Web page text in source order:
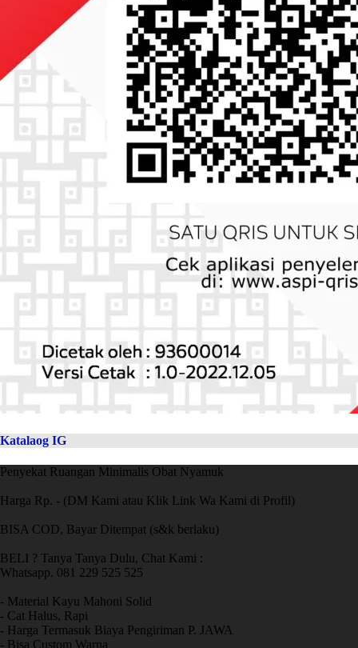
Katalaog IG
Penyekat Ruangan Minimalis Obat Nyamuk
Harga Rp. - (DM Kami atau Klik Link Wa Kami di Profil)
BISA COD, Bayar Ditempat (s&k berlaku)
BELI ? Tanya Tanya Dulu, Chat Kami :
Whatsapp. 081 229 525 525
- Material Kayu Mahoni Solid
- Cat Halus, Rapi
- Harga Termasuk Biaya Pengiriman P. JAWA
- Bisa Custom Warna